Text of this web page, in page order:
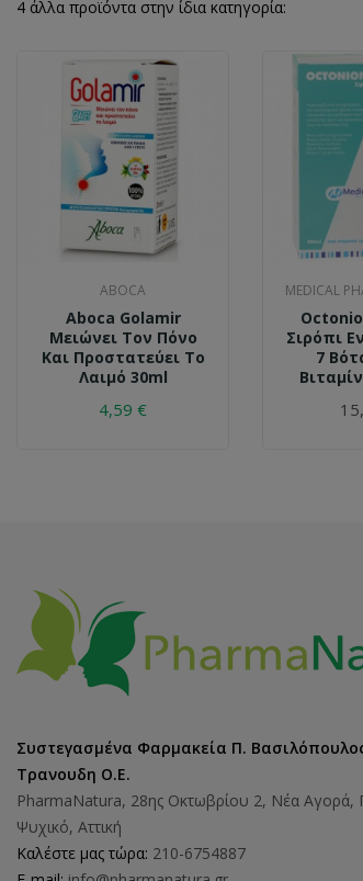
4 άλλα προϊόντα στην ίδια κατηγορία:
ABOCA
Aboca Golamir
Μειώνει Τον Πόνο
Και Προστατεύει Το
Λαιμό 30ml
4,59 €
MEDICAL
Σιρόπι
7
Συστεγασμένα Φαρμακεία Π.
Τρανουδη Ο.Ε.
PharmaNatura, 28ης Οκτωβρίου 2, Νέα Αγορά,
Ψυχικό, Αττική
Καλέστε μας τώρα: 210-6754887